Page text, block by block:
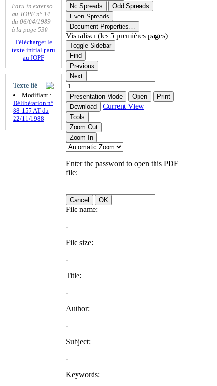
Paru in extenso
au JOPF n° 14
du 06/04/1989
à la page 530
Télécharger le
texte initial paru
au JOPF
Texte lié
Modifiant :
Délibération n°
88-157 AT du
22/11/1988
No Spreads
Odd Spreads
Even Spreads
Document Properties…
Visualiser (les 5 premières pages)
Toggle Sidebar
Find
Previous
Next
Presentation Mode Open
Print
Download
Current View
Tools
Zoom Out
Zoom In
Enter the password to open this PDF
file:
Cancel OK
File name:
-
File size:
-
Title:
-
Author:
-
Subject:
-
Keywords: